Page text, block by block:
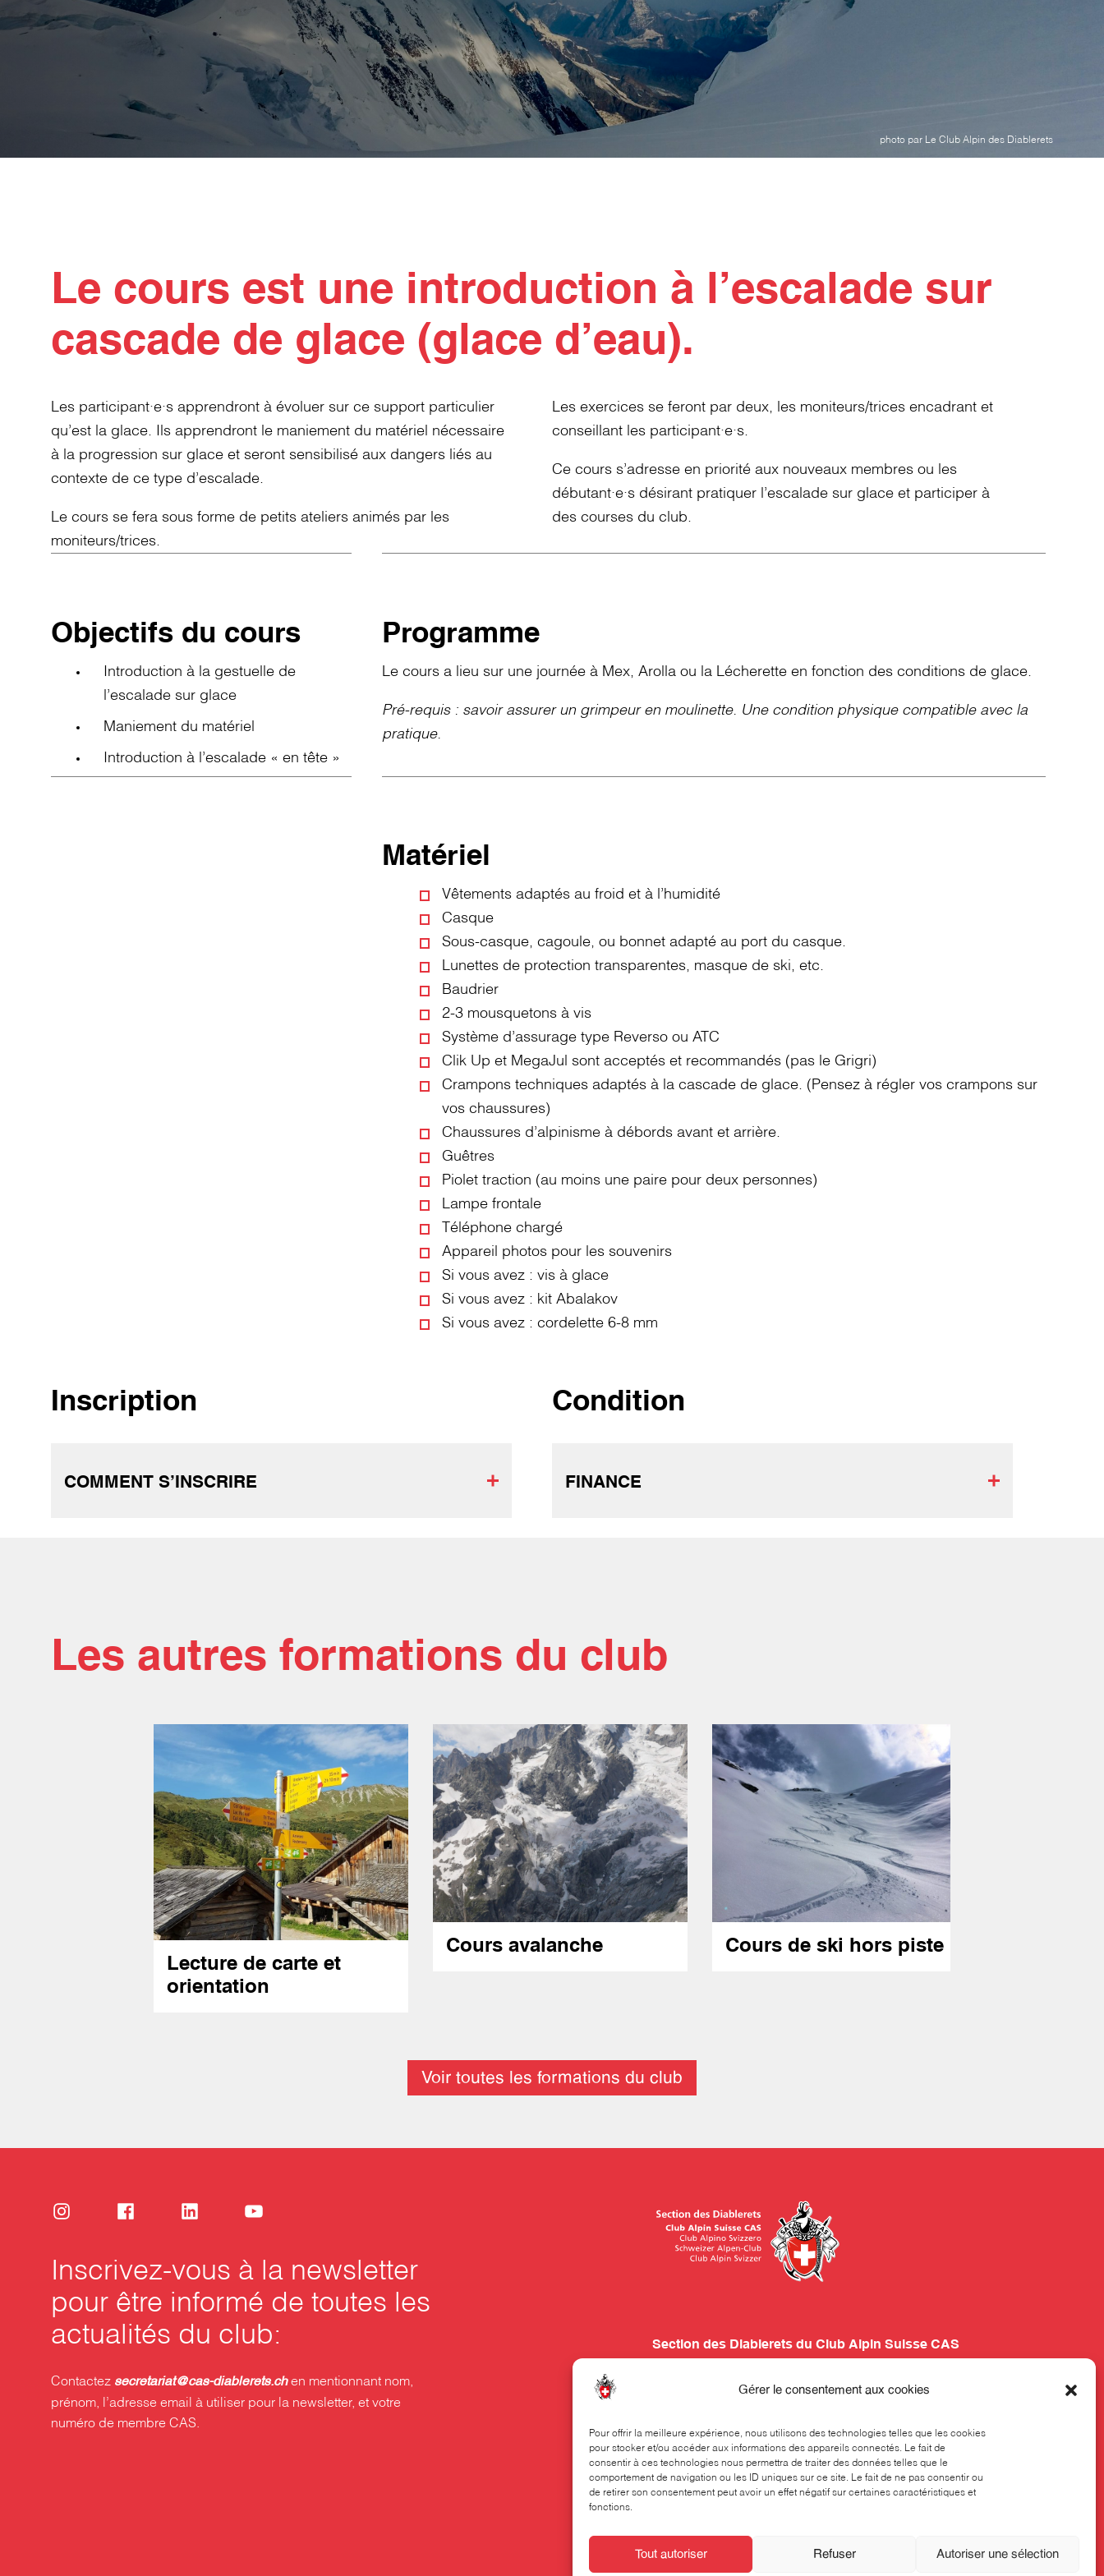
Gérer le consentement aux cookies
Pour offrir la meilleure expérience, nous utilisons des technologies telles que les cookies
pour stocker et/ou accéder aux informations des appareils connectés. Le fait de
consentir à ces technologies nous permettra de traiter des données telles que le
comportement de navigation ou les ID uniques sur ce site. Le fait de ne pas consentir ou
de retirer son consentement peut avoir un effet négatif sur certaines caractéristiques et
fonctions.
Tout autoriser Refuser Autoriser une sélection
photo par Le Club Alpin des Diablerets
Le cours est une introduction à l’escalade sur
cascade de glace (glace d’eau).
Les participant·e·s apprendront à évoluer sur ce support particulier
qu’est la glace. Ils apprendront le maniement du matériel nécessaire
à la progression sur glace et seront sensibilisé aux dangers liés au
contexte de ce type d’escalade.
Le cours se fera sous forme de petits ateliers animés par les
moniteurs/trices.
Les exercices se feront par deux, les moniteurs/trices encadrant et
conseillant les participant·e·s.
Ce cours s’adresse en priorité aux nouveaux membres ou les
débutant·e·s désirant pratiquer l’escalade sur glace et participer à
des courses du club.
Objectifs du cours
Introduction à la gestuelle de
l’escalade sur glace
Maniement du matériel
Introduction à l’escalade « en tête »
Programme
Le cours a lieu sur une journée à Mex, Arolla ou la Lécherette en fonction des conditions de glace.
Pré-requis : savoir assurer un grimpeur en moulinette. Une condition physique compatible avec la
pratique.
Matériel
Vêtements adaptés au froid et à l’humidité
Casque
Sous-casque, cagoule, ou bonnet adapté au port du casque.
Lunettes de protection transparentes, masque de ski, etc.
Baudrier
2-3 mousquetons à vis
Système d’assurage type Reverso ou ATC
Clik Up et MegaJul sont acceptés et recommandés (pas le Grigri)
Crampons techniques adaptés à la cascade de glace. (Pensez à régler vos crampons sur
vos chaussures)
Chaussures d’alpinisme à débords avant et arrière.
Guêtres
Piolet traction (au moins une paire pour deux personnes)
Lampe frontale
Téléphone chargé
Appareil photos pour les souvenirs
Si vous avez : vis à glace
Si vous avez : kit Abalakov
Si vous avez : cordelette 6-8 mm
Inscription
COMMENT S’INSCRIRE
Condition
FINANCE
Les autres formations du club
Lecture de carte et
orientation
Cours avalanche Cours de ski hors piste
Voir toutes les formations du club
Inscrivez-vous à la newsletter
pour être informé de toutes les
actualités du club:
Contactez secretariat@cas-diablerets.chen mentionnant nom,
prénom, l’adresse email à utiliser pour la newsletter, et votre
numéro de membre CAS.
Section des Diablerets du Club Alpin Suisse CAS
021 320 70 70
Le secrétariat est ouvert les lundis, mardis et jeudis, de 8h00 à
CookiesPolitique de confidentialité